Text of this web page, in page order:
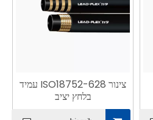
צינור ISO18752-628 עמיד
בלחץ יציב